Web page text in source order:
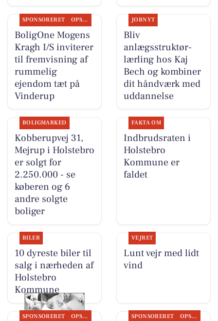
SPONSORERET OPSLAGSTAVLEN
BoligOne Mogens
Kragh I/S inviterer
til fremvisning af
rummelig
ejendom tæt på
Vinderup
JOBNYT
Bliv
anlægsstruktør-
lærling hos Kaj
Bech og kombiner
dit håndværk med
uddannelse
BOLIGMARKED
Kobberupvej 31,
Mejrup i Holstebro
er solgt for
2.250.000 - se
køberen og 6
andre solgte
boliger
FAKTA OM
Indbrudsraten i
Holstebro
Kommune er
faldet
BILER
10 dyreste biler til
salg i nærheden af
Holstebro
Kommune
VEJRET
Lunt vejr med lidt
vind
SPONSORERET OPSLAGSTAVLEN SPONSORERET OPSLAGSTAVLEN